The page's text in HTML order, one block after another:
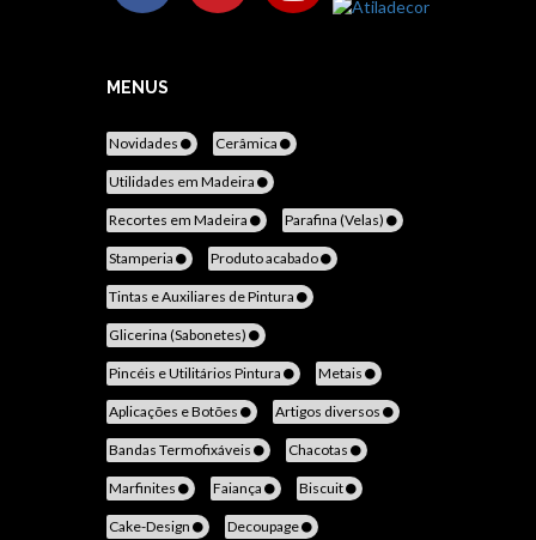
MENUS
Novidades Cerâmica
Utilidades em Madeira
Recortes em Madeira Parafina (Velas)
Stamperia Produto acabado
Tintas e Auxiliares de Pintura
Glicerina (Sabonetes)
Pincéis e Utilitários Pintura Metais
Aplicações e Botões Artigos diversos
Bandas Termofixáveis Chacotas
Marfinites Faiança Biscuit
Cake-Design Decoupage